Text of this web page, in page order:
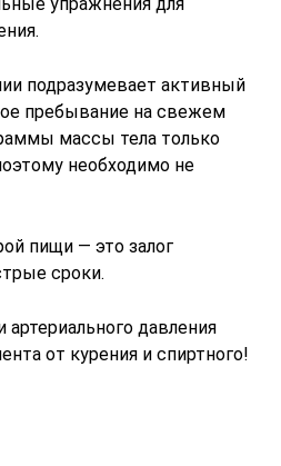
подразумевает активный
пребывание на свежем
массы тела только
необходимо не
пищи — это залог
сроки.
давления
от курения и спиртного!